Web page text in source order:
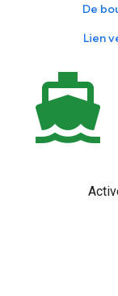
De
Lien
directions_boat